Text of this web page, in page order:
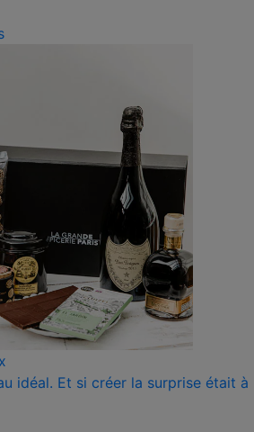
idéal. Et si créer la surprise était à